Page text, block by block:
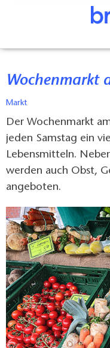
Markt
Der Wochenmarkt
jeden Samstag ein
Lebensmitteln.
werden auch Obst,
angeboten.